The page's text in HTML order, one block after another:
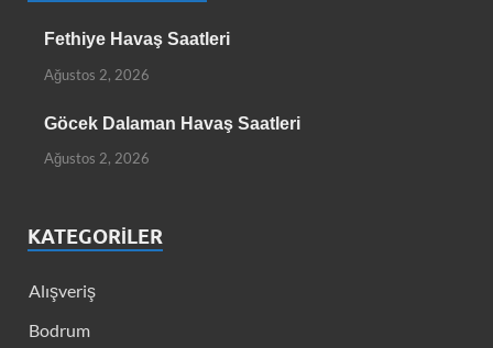
Fethiye Havaş Saatleri
Ağustos 2, 2026
Göcek Dalaman Havaş Saatleri
Ağustos 2, 2026
KATEGORILER
Alışveriş
Bodrum